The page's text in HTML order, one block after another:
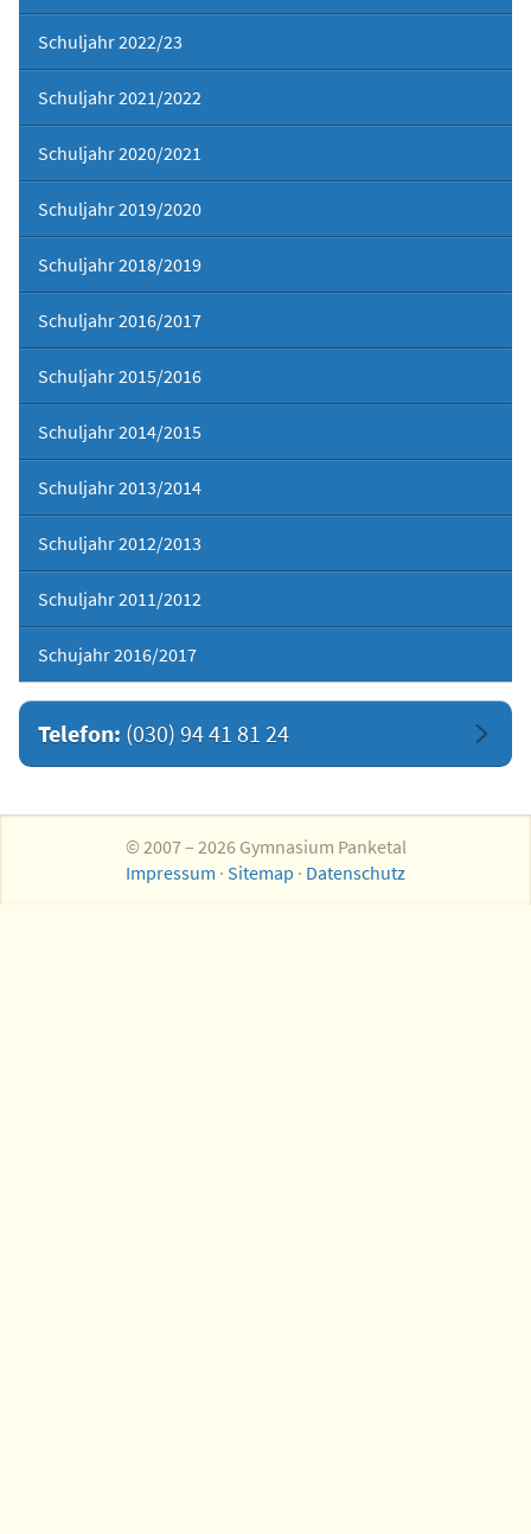
Schuljahr 2022/23
Schuljahr 2021/2022
Schuljahr 2020/2021
Schuljahr 2019/2020
Schuljahr 2018/2019
Schuljahr 2016/2017
Schuljahr 2015/2016
Schuljahr 2014/2015
Schuljahr 2013/2014
Schuljahr 2012/2013
Schuljahr 2011/2012
Schujahr 2016/2017
Telefon: (030) 94 41 81 24
© 2007 – 2026 Gymnasium Panketal
Impressum · Sitemap · Datenschutz